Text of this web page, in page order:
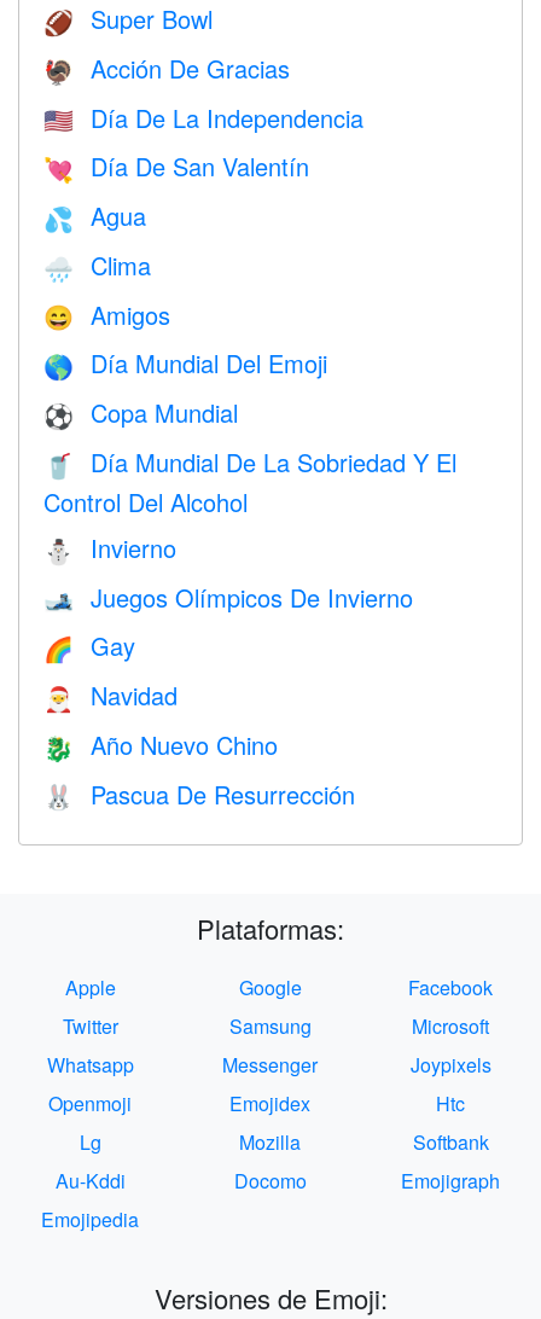
🏈 Super Bowl
🦃 Acción De Gracias
🇺🇸 Día De La Independencia
💘 Día De San Valentín
💦 Agua
🌧 Clima
😄 Amigos
🌎 Día Mundial Del Emoji
⚽ Copa Mundial
🥤
Día Mundial De La Sobriedad Y El
Control Del Alcohol
⛄ Invierno
🎿 Juegos Olímpicos De Invierno
🌈 Gay
🎅 Navidad
🐉 Año Nuevo Chino
🐰 Pascua De Resurrección
Plataformas:
Apple Google
Facebook
Twitter
Samsung
Microsoft
Whatsapp
Messenger
Joypixels
Openmoji
Emojidex
Htc
Lg
Mozilla
Softbank
Au-Kddi
Docomo
Emojigraph
Emojipedia
Versiones de Emoji: